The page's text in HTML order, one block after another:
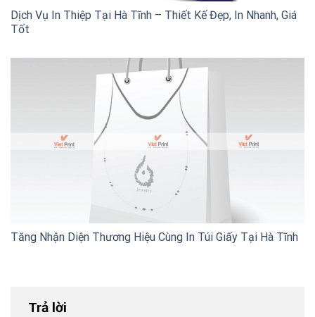
Dịch Vụ In Thiệp Tại Hà Tĩnh – Thiết Kế Đẹp, In Nhanh, Giá
Tốt
Tăng Nhận Diện Thương Hiệu Cùng In Túi Giấy Tại Hà Tĩnh
Trả lời